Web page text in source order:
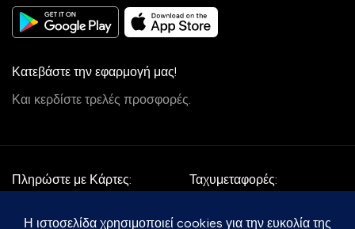
Κατεβάστε την εφαρμογή μας!
Και κερδίστε τρελές προσφορές.
Πληρώστε με Κάρτες: Ταχυμεταφορές: